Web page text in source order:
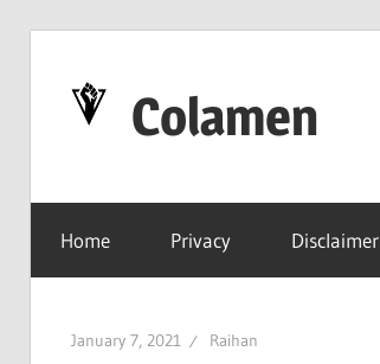
content
Colamen
Lebih
Baik
Home Privacy Disclaimer
January 7, 2021 Raihan